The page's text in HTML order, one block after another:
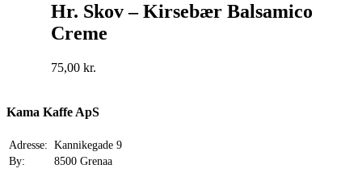
Hr. Skov – Kirsebær Balsamico
Creme
75,00 kr.
Kama Kaffe ApS
Adresse: Kannikegade 9
By:
8500 Grenaa